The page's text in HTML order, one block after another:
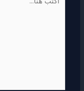
هنا...